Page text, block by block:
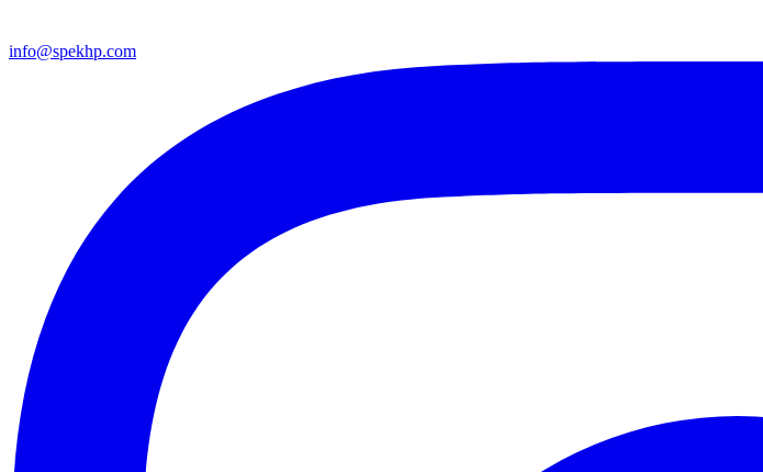
info@spekhp.com